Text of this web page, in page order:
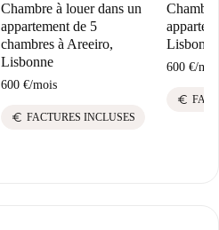
Chambre à louer dans un
appartement de 5
chambres à Areeiro,
Lisbonne
600 €/mois
euro FACTURES INCLUSES
Lisbonne
600 €/
euro